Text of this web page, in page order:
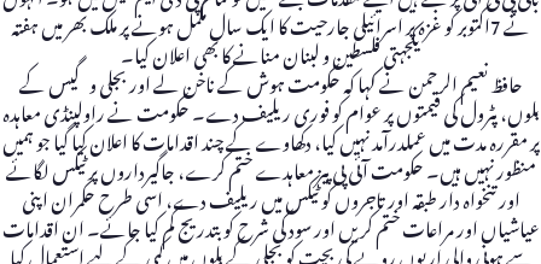
نے 7اکتوبر کو غزہ پر اسرائیلی جارحیت کا ایک سال مکمل ہونے پر ملک بھر میں ہفتہ
یکجہتی فلسطین و لبنان منانے کا بھی اعلان کیا۔
حافظ نعیم الرحمن نے کہا کہ حکومت ہوش کے ناخن لے اور بجلی و گیس کے
بلوں، پٹرول کی قیمتوں پر عوام کو فوری ریلیف دے۔ حکومت نے راولپنڈی معاہدہ
پر مقررہ مدت میں عملدرآمد نہیں کیا، دکھاوے کے چند اقدامات کا اعلان کیا گیا جو ہمیں
منظور نہیں ہیں۔ حکومت آئی پی پیز معاہدے ختم کرے، جاگیرداروں پر ٹیکس لگائے
اور تنخواہ دار طبقہ اور تاجروں کو ٹیکس میں ریلیف دے، اسی طرح حکمران اپنی
عیاشیاں اور مراعات ختم کریں اور سود کی شرح کو بتدریج کم کیا جائے۔ ان اقدامات
سے ہونی والی اربوں روپے کی بچت کو بجلی کے بلوں میں کمی کے لیے استعمال کیا